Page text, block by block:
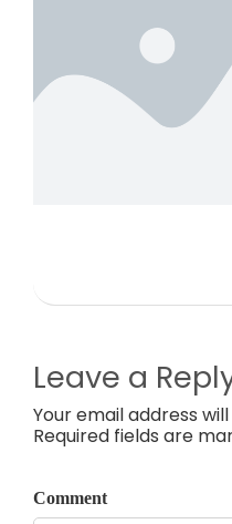
Leave a
Your email address
Required fields are
Comment